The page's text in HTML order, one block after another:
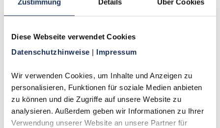
Diese Webseite verwendet Cookies
Datenschutzhinweise | Impressum
Wir verwenden Cookies, um Inhalte und Anzeigen zu
personalisieren, Funktionen für soziale Medien anbieten
zu können und die Zugriffe auf unsere Website zu
analysieren. Außerdem geben wir Informationen zu Ihrer
Verwendung unserer Website an unsere Partner für
Dreier-Münzen bieten ein faszinierendes
Sammelgebiet aufgrund ihrer regionalen Vielfalt
Besonders gesucht sind gut erhaltene
Silberprägungen aus dem 16. Jahrhundert sowie
dem seltenen Zahlenrätsel Kurfürst Georgs. Die
Unterscheidung zwischen sächsischen und
süddeutschen Typen, sowie die verschiedenen
Münzstätten, ermöglichen eine spezialisierte
Sammlung.